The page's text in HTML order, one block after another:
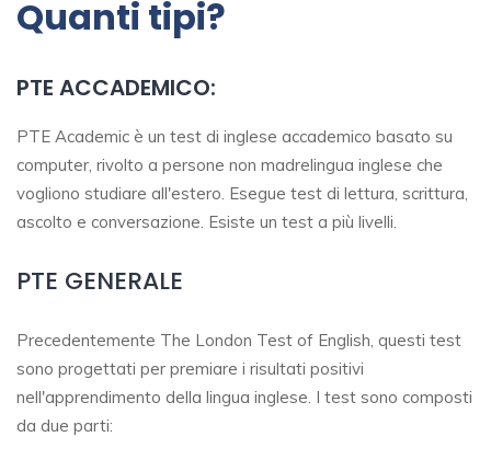
Quanti tipi?
PTE ACCADEMICO:
PTE Academic è un test di inglese accademico basato su
computer, rivolto a persone non madrelingua inglese che
vogliono studiare all'estero. Esegue test di lettura, scrittura,
ascolto e conversazione. Esiste un test a più livelli.
PTE GENERALE
Precedentemente The London Test of English, questi test
sono progettati per premiare i risultati positivi
nell'apprendimento della lingua inglese. I test sono composti
da due parti: